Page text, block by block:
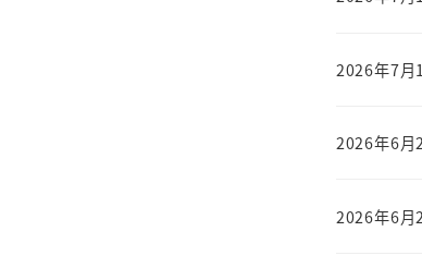
2026年7月
2026年6月
2026年6月